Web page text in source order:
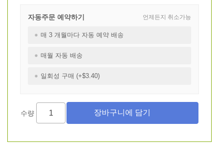
언제든지 취소가능
자동주문 예약하기
매 3 개월마다 자동 예약 배송
매월 자동 배송
일회성 구매 (+$3.40)
수량